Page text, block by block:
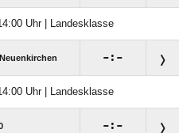
Uhr | Landesklasse
: 
Uhr | Landesklasse
: 